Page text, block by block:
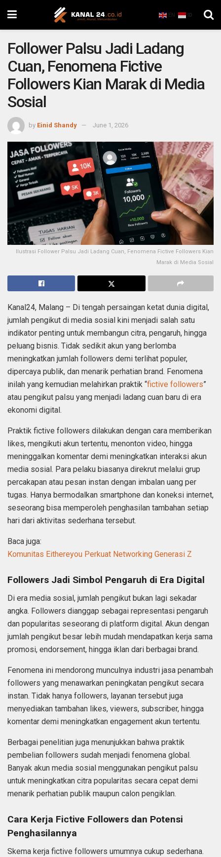
EN ID
Follower Palsu Jadi Ladang
Cuan, Fenomena Fictive
Followers Kian Marak di Media
Sosial
by Einid Shandy June 1, 2026
Ilustrasi Follower Palsu Jadi Ladang Cuan, Fenomena Fictive Followers Kian
Marak di Media Sosial
Kanal24, Malang – Di tengah persaingan ketat dunia digital,
jumlah pengikut di media sosial kini menjadi salah satu
indikator penting untuk membangun citra, pengaruh, hingga
peluang bisnis. Tidak sedikit akun yang berlomba
meningkatkan jumlah followers demi terlihat populer,
dipercaya publik, dan menarik perhatian brand. Fenomena
inilah yang kemudian melahirkan praktik “fictive followers”
atau pengikut palsu yang menjadi ladang cuan baru di era
ekonomi digital.
Praktik fictive followers dilakukan dengan cara memberikan
likes, mengikuti akun tertentu, menonton video, hingga
meninggalkan komentar demi meningkatkan interaksi akun
media sosial. Para pelaku biasanya direkrut melalui grup
percakapan atau pesan instan dengan imbalan uang per
tugas. Hanya bermodalkan smartphone dan koneksi internet,
seseorang bisa memperoleh penghasilan tambahan setiap
hari dari aktivitas sederhana tersebut.
Baca juga:
Komunitas Eithereyou Perkuat Networking Generasi Z
Followers Jadi Simbol Pengaruh di Era Digital
Di era media sosial, jumlah pengikut bukan lagi sekadar
angka. Followers dianggap sebagai representasi pengaruh
dan popularitas seseorang di platform digital. Akun dengan
jumlah pengikut besar lebih mudah mendapatkan kerja sama
promosi, endorsement, hingga iklan dari berbagai brand.
Fenomena ini mendorong munculnya industri jasa penambah
followers yang menawarkan peningkatan pengikut secara
instan. Tidak hanya followers, layanan tersebut juga
menyediakan tambahan likes, viewers, subscriber, hingga
komentar demi meningkatkan engagement akun tertentu.
Berbagai penelitian juga menunjukkan bahwa praktik
pembelian followers sudah menjadi fenomena global.
Banyak akun media sosial menggunakan pengikut palsu
untuk meningkatkan citra popularitas secara cepat demi
menarik perhatian publik maupun calon pengiklan.
Cara Kerja Fictive Followers dan Potensi
Penghasilannya
Skema kerja fictive followers umumnya cukup sederhana.